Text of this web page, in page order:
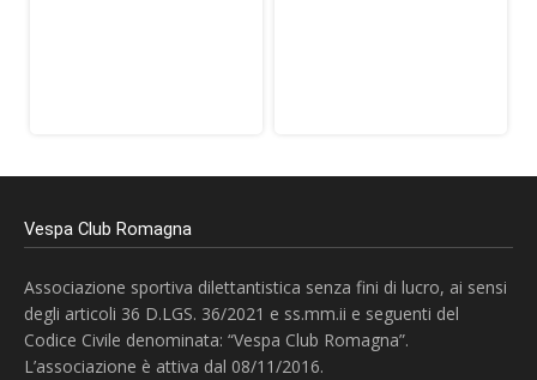
Vespa Club Romagna
Associazione sportiva dilettantistica senza fini di lucro, ai sensi
degli articoli 36 D.LGS. 36/2021 e ss.mm.ii e seguenti del
Codice Civile denominata: “Vespa Club Romagna”.
L’associazione è attiva dal 08/11/2016.